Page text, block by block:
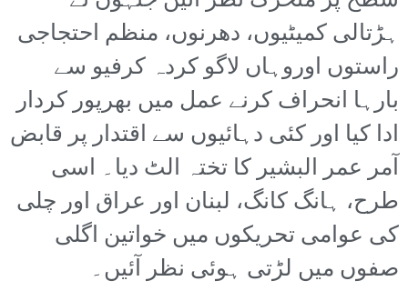
ہڑتالی کمیٹیوں، دھرنوں، منظم احتجاجی
راستوں اوروہاں لاگو کردہ کرفیو سے
بارہا انحراف کرنے عمل میں بھرپور کردار
ادا کیا اور کئی دہائیوں سے اقتدار پر قابض
آمر عمر البشیر کا تختہ الٹ دیا۔ اسی
طرح، ہانگ کانگ، لبنان اور عراق اور چلی
کی عوامی تحریکوں میں خواتین اگلی
صفوں میں لڑتی ہوئی نظر آئیں۔